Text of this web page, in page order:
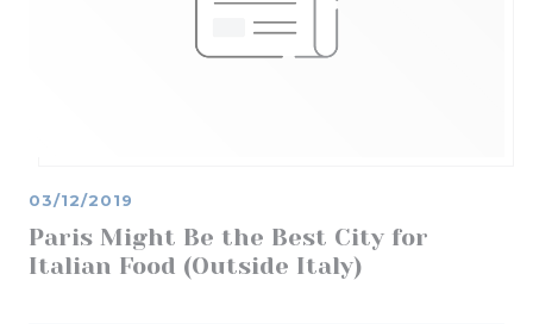
Paris Might Be the Best City for
Italian Food (Outside Italy)
03/12/2019